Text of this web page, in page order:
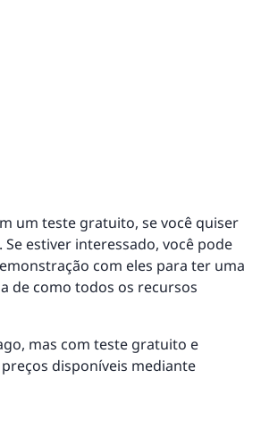
um teste gratuito, se você quiser
Se estiver interessado, você pode
com eles para ter uma
de como todos os recursos
mas com teste gratuito e
disponíveis mediante